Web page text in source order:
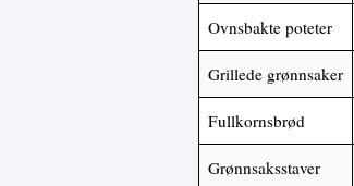
Ovnsbakte poteter
Grillede grønnsaker
Fullkornsbrød
Grønnsaksstaver